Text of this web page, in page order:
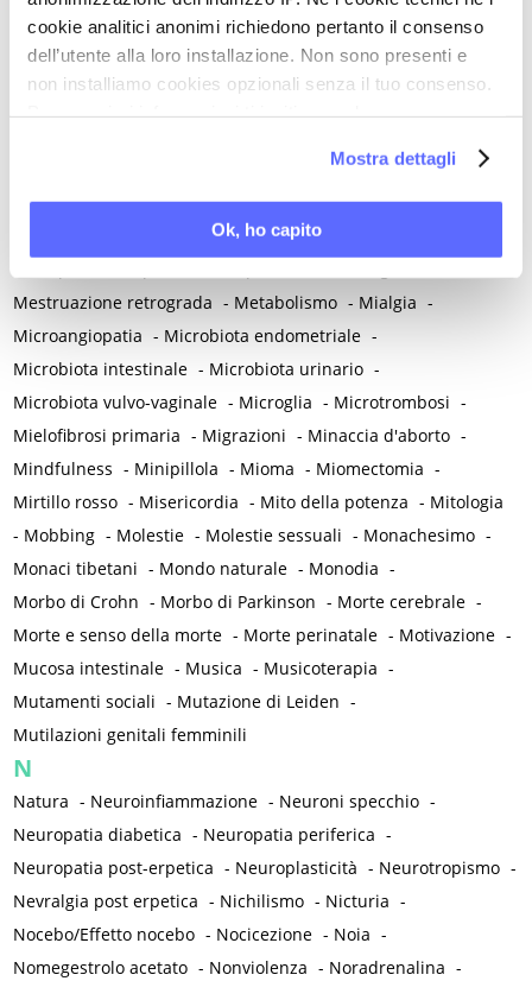
cookie analitici anonimi richiedono pertanto il consenso
dell’utente alla loro installazione. Non sono presenti e
non installiamo cookies opzionali senza il tuo consenso.
Mostra dettagli
Ok, ho capito
Medicina di precisione -Medicina occidentale -
Medicina tradizionale cinese
Menopausa e premenopausa -
Menopausa iatrogena -Menopausa precoce -
Menopausa temporanea preoperatoria
Mestruazione retrograda - Metabolismo - Mialgia -
Microangiopatia - Microbiota endometriale -
Microbiota intestinale - Microbiota urinario -
Microbiota vulvo-vaginale - Microglia - Microtrombosi -
Mielofibrosi primaria - Migrazioni - Minaccia d'aborto -
Mindfulness - Minipillola - Mioma - Miomectomia -
Mirtillo rosso - Misericordia - Mito della potenza - Mitologia
- Mobbing - Molestie - Molestie sessuali - Monachesimo -
Monaci tibetani - Mondo naturale - Monodia -
Morbo di Crohn - Morbo di Parkinson - Morte cerebrale -
Morte e senso della morte - Morte perinatale - Motivazione -
Mucosa intestinale - Musica - Musicoterapia -
Mutamenti sociali - Mutazione di Leiden -
Mutilazioni genitali femminili
N
Natura - Neuroinfiammazione - Neuroni specchio -
Neuropatia diabetica - Neuropatia periferica -
Neuropatia post-erpetica - Neuroplasticità - Neurotropismo -
Nevralgia post erpetica - Nichilismo - Nicturia -
Nocebo/Effetto nocebo - Nocicezione - Noia -
Nomegestrolo acetato - Nonviolenza - Noradrenalina -